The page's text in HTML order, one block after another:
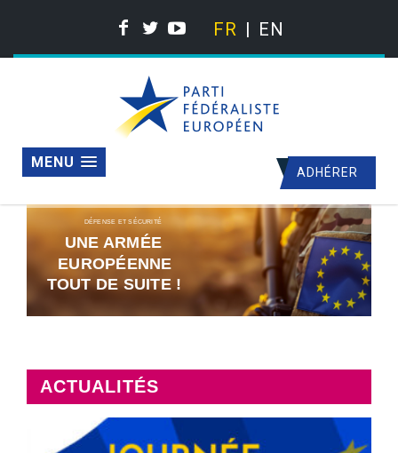
FR EN
ADHÉRER
MENU
Lire le texte de l'intervention
>
35e FORUM ÉCONOMIQUE
K A R P A C Z - P O L O G N E
ACTUALITÉS